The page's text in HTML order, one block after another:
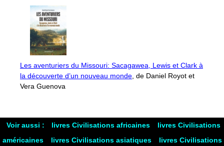
Les aventuriers du Missouri: Sacagawea, Lewis et Clark à
la découverte d’un nouveau monde, de Daniel Royot et
Vera Guenova
Voir aussi : livres Civilisations africaines
livres Civilisations
américaines
livres Civilisations asiatiques livres Civilisations